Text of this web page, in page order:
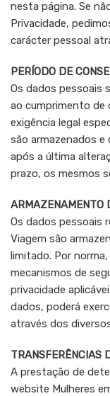
nesta página. Se
Privacidade,
carácter pessoal
PERÍODO DE
Os dados pessoais
ao cumprimento de
exigência legal
são armazenados
após a última
prazo, os mesmos
ARMAZENAMENTO
Os dados pessoais
Viagem são
limitado. Por
mecanismos de
privacidade
dados, poderá
através dos
TRANSFERÊNCIAS
A prestação de
website Mulheres